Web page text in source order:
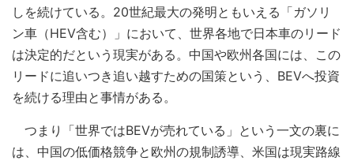
しを続けている。20世紀最大の発明ともいえる「ガソリ
ン車（HEV含む）」において、世界各地で日本車のリード
は決定的だという現実がある。中国や欧州各国には、この
リードに追いつき追い越すための国策という、BEVへ投資
を続ける理由と事情がある。
つまり「世界ではBEVが売れている」という一文の裏に
は、中国の低価格競争と欧州の規制誘導、米国は現実路線